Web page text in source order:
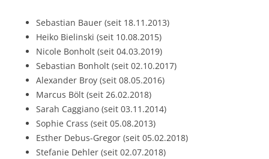
Sebastian Bauer (seit 18.11.2013)
Heiko Bielinski (seit 10.08.2015)
Nicole Bonholt (seit 04.03.2019)
Sebastian Bonholt (seit 02.10.2017)
Alexander Broy (seit 08.05.2016)
Marcus Bölt (seit 26.02.2018)
Sarah Caggiano (seit 03.11.2014)
Sophie Crass (seit 05.08.2013)
Esther Debus-Gregor (seit 05.02.2018)
Stefanie Dehler (seit 02.07.2018)